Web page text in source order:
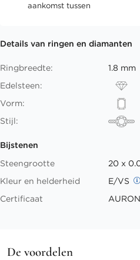
aankomst tussen
Details van ringen en diamanten
Ringbreedte:
1.8 mm
Edelsteen:
Vorm:
Stijl:
Bijstenen
Steengrootte
20 x
Kleur en helderheid
E/VS
Certificaat
De voordelen